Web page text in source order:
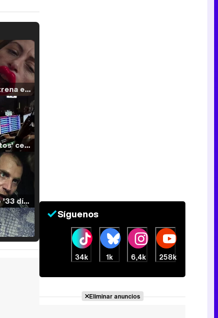
Filmin estrena el tráiler de 'Millennial Mal', su nueva comedia universitaria de la mano de Lorena Iglesias
'120 Minutos' celebra sus 2.000 programas en Telemadrid con un vídeo del día a día en la redacción
Tráiler de '33 días', la nueva serie de Atresplayer con Julián Villagrán y José Manuel Poga
Síguenos
34k 1k 6,4k 258k
Eliminar anuncios